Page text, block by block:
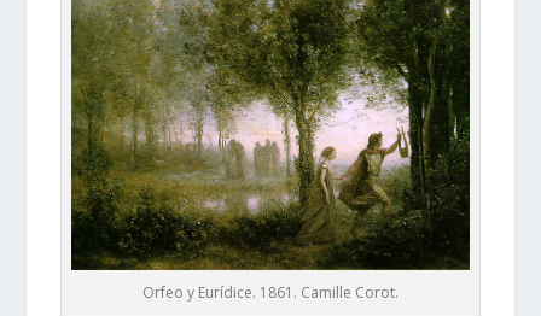
Orfeo y Eurídice. 1861. Camille Corot.